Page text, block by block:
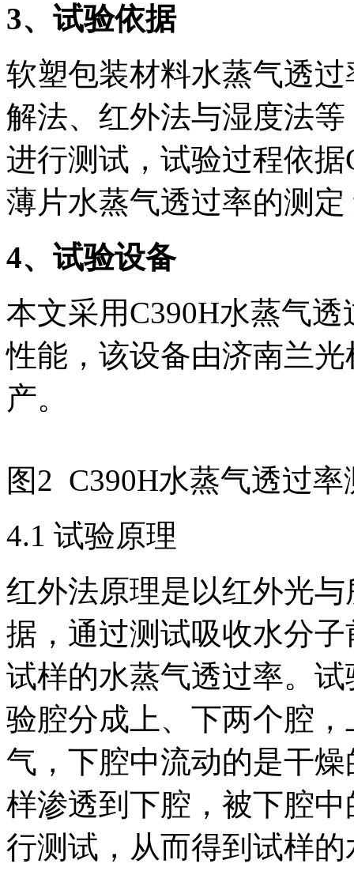
3、试验依据
软塑包装材料水蒸气透
解法、红外法与湿度法
进行测试，试验过程依据
薄片水蒸气透过率的测
4、试验设备
本文采用C390H水蒸气
性能，该设备由济南兰
产。
图2 C390H水蒸气透过率
4.1 试验原理
红外法原理是以红外光
据，通过测试吸收水分
试样的水蒸气透过率。
验腔分成上、下两个腔
气，下腔中流动的是干
样渗透到下腔，被下腔
行测试，从而得到试样